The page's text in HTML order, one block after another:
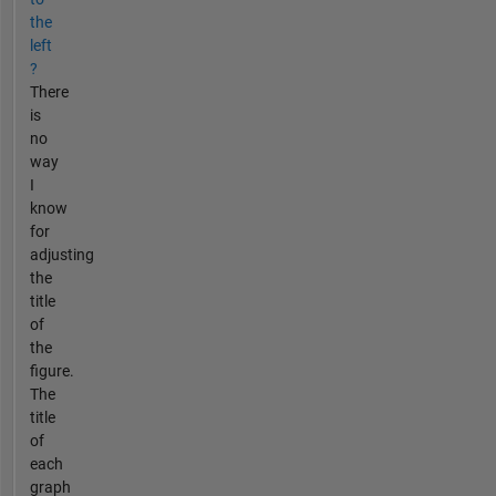
the
left
?
There
is
no
way
I
know
for
adjusting
the
title
of
the
figure.
The
title
of
each
graph